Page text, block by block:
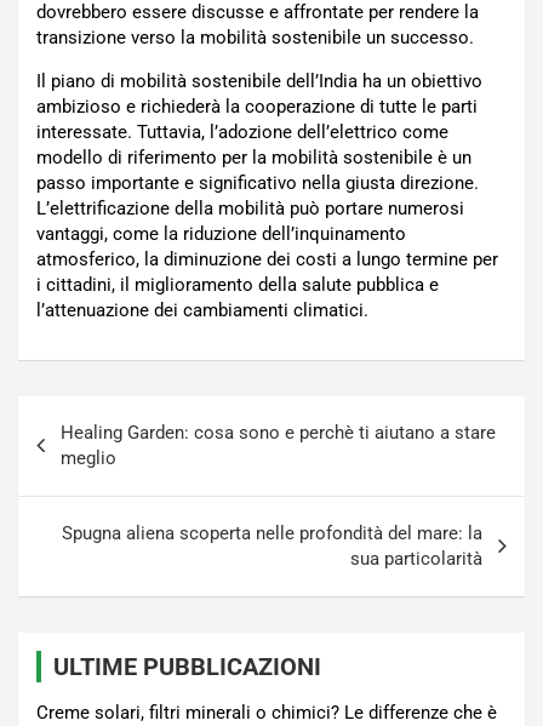
dovrebbero essere discusse e affrontate per rendere la
transizione verso la mobilità sostenibile un successo.
Il piano di mobilità sostenibile dell’India ha un obiettivo
ambizioso e richiederà la cooperazione di tutte le parti
interessate. Tuttavia, l’adozione dell’elettrico come
modello di riferimento per la mobilità sostenibile è un
passo importante e significativo nella giusta direzione.
L’elettrificazione della mobilità può portare numerosi
vantaggi, come la riduzione dell’inquinamento
atmosferico, la diminuzione dei costi a lungo termine per
i cittadini, il miglioramento della salute pubblica e
l’attenuazione dei cambiamenti climatici.
articoli
Healing Garden: cosa sono e perchè ti aiutano a stare
meglio
Spugna aliena scoperta nelle profondità del mare: la
sua particolarità
ULTIME PUBBLICAZIONI
Creme solari, filtri minerali o chimici? Le differenze che è